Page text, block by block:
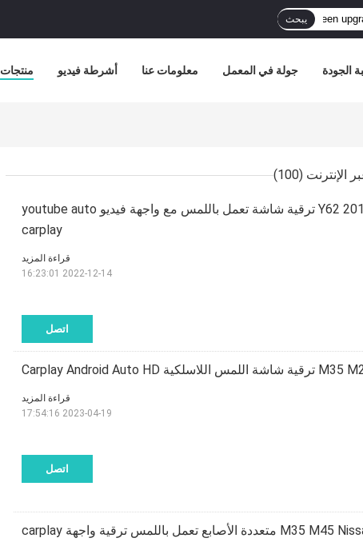
يبحث
منتجات أشرطة فيديو معلومات عنا جولة في المعمل الجودة
(100)
نيسان باترول Y62 2010-2016 ترقية شاشة تعمل باللمس مع واجهة فيديو youtube auto
carplay
اتصل
قراءة المزيد
2022-12-14 16:23:01
اتصل
قراءة المزيد
2023-04-19 17:54:16
إنفينيتي M35 M45 Nissan Fuga HD متعددة الأصابع تعمل باللمس ترقية واجهة carplay